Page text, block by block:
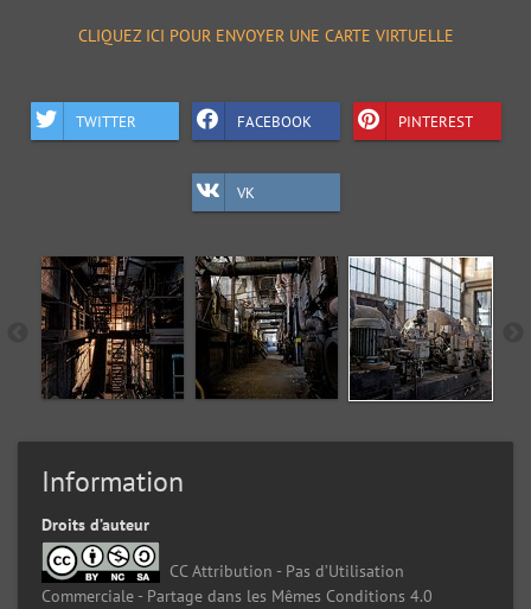
CLIQUEZ ICI POUR ENVOYER UNE CARTE VIRTUELLE
TWITTER FACEBOOK PINTEREST
VK
Information
Droits d’auteur
CC Attribution - Pas d’Utilisation
Commerciale - Partage dans les Mêmes Conditions 4.0